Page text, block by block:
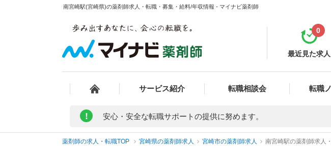
南宮崎駅(宮崎県)の薬剤師求人・転職・募集・給料/年収情報 - マイナビ薬剤師
最近見た求人
0
サービス紹介 転職相談会 転職
! 安心・安全な転職サポートの提供に努めます。
薬剤師の求人・転職TOP 宮崎県の薬剤師求人 宮崎市の薬剤師求人 南宮崎駅の薬剤師求人